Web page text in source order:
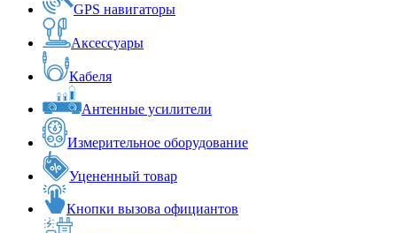
GPS навигаторы
Аксессуары
Кабеля
Антенные усилители
Измерительное оборудование
Уцененный товар
Кнопки вызова официантов